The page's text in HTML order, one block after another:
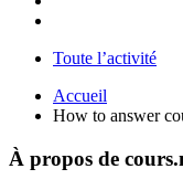
Toute l’activité
Accueil
How to answer
À propos de